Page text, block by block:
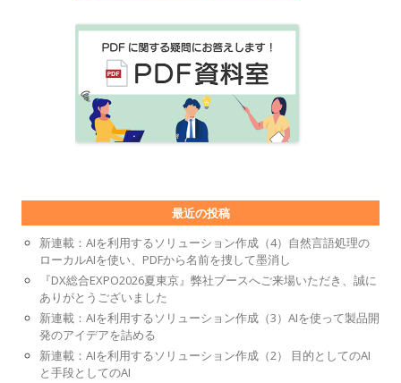
最近の投稿
新連載：AIを利用するソリューション作成（4）自然言語処理の
ローカルAIを使い、PDFから名前を捜して墨消し
『DX総合EXPO2026夏東京』弊社ブースへご来場いただき、誠に
ありがとうございました
新連載：AIを利用するソリューション作成（3）AIを使って製品開
発のアイデアを詰める
新連載：AIを利用するソリューション作成（2） 目的としてのAI
と手段としてのAI